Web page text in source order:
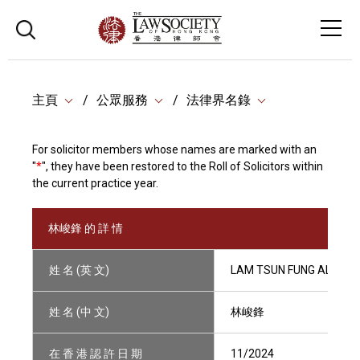
主頁 公眾服務 法律界名錄
For solicitor members whose names are marked with an
"*", they have been restored to the Roll of Solicitors within
the current practice year.
林峻鋒 的 詳 情
姓 名 (英 文) LAM TSUN FUNG ALEX
姓 名 (中 文) 林峻鋒
在 香 港 認 許 日 期 11/2024